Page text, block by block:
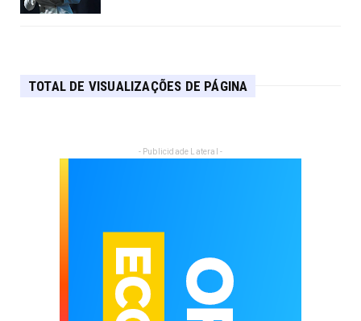
TOTAL DE VISUALIZAÇÕES DE PÁGINA
- Publicidade Lateral -